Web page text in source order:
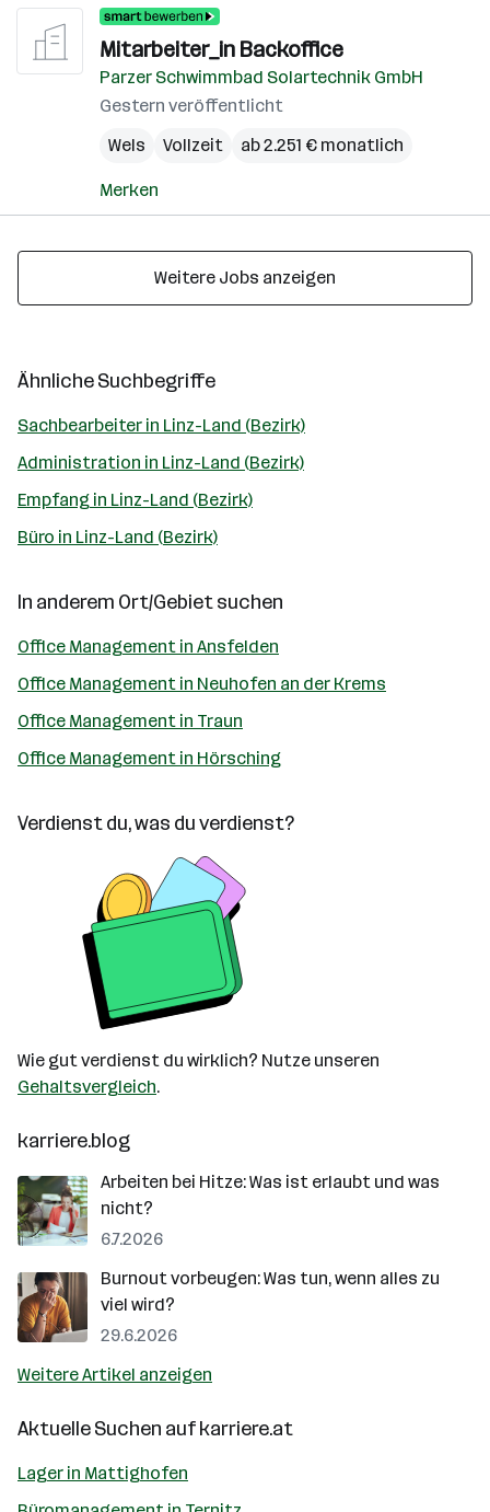
Mitarbeiter_in Backoffice
Parzer Schwimmbad Solartechnik GmbH
Gestern veröffentlicht
Wels
Vollzeit ab 2.251 € monatlich
Merken
Weitere Jobs anzeigen
Ähnliche Suchbegriffe
Sachbearbeiter in Linz-Land (Bezirk)
Administration in Linz-Land (Bezirk)
Empfang in Linz-Land (Bezirk)
Büro in Linz-Land (Bezirk)
In anderem Ort/Gebiet suchen
Office Management in Ansfelden
Office Management in Neuhofen an der Krems
Office Management in Traun
Office Management in Hörsching
Verdienst du, was du verdienst?
Wie gut verdienst du wirklich? Nutze unseren
Gehaltsvergleich.
karriere.blog
Arbeiten bei Hitze: Was ist erlaubt und was
nicht?
6.7.2026
Burnout vorbeugen: Was tun, wenn alles zu
viel wird?
29.6.2026
Weitere Artikel anzeigen
Aktuelle Suchen aufkarriere.at
Lager in Mattighofen